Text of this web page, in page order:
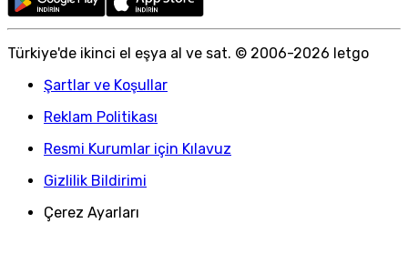
Türkiye'de ikinci el eşya al ve sat. © 2006-2026 letgo
Şartlar ve Koşullar
Reklam Politikası
Resmi Kurumlar için Kılavuz
Gizlilik Bildirimi
Çerez Ayarları